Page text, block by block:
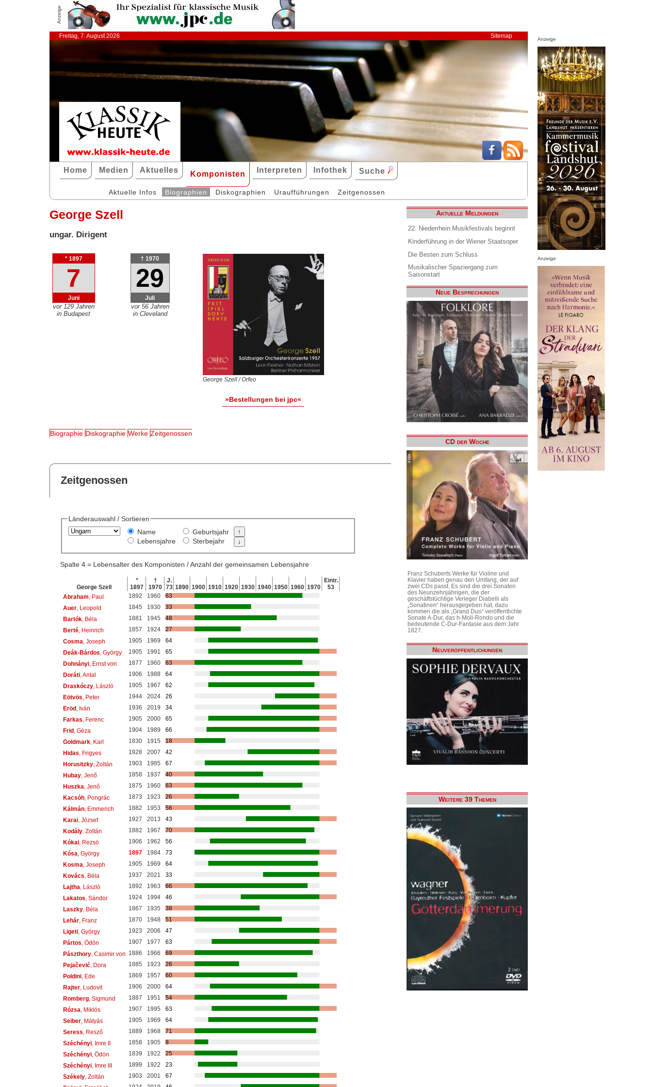
Anzeige
Freitag, 7. August 2026 Sitemap
Home Medien Aktuelles Komponisten Interpreten Infothek Suche
Aktuelle Infos Biographien Diskographien Uraufführungen Zeitgenossen
George Szell
ungar. Dirigent
* 1897
7
Juni
vor 129 Jahren
in Budapest
† 1970
29
Juli
vor 56 Jahren
in Cleveland
George Szell / Orfeo
»Bestellungen bei jpc«
Biographie Diskographie Werke Zeitgenossen
Zeitgenossen
Länderauswahl / Sortieren
Name
Lebensjahre
Geburtsjahr
Sterbejahr
Spalte 4 = Lebensalter des Komponisten / Anzahl der gemeinsamen Lebensjahre
George Szell
*
1897
†
1970
J.
73 1890 1900 1910 1920 1930 1940 1950 1960 1970
Eintr.
53
Abraham, Paul 1892 1960
63
Auer, Leopold 1845 1930
33
Bartók, Béla 1881 1945
48
Berté, Heinrich 1857 1924
27
Cosma, Joseph 1905 1969
64
Deák-Bárdos, György 1905 1991
65
Dohnányi, Ernst von 1877 1960
63
Doráti, Antal 1906 1988
64
Draskóczy, László 1905 1967
62
Eötvös, Peter 1944 2024
26
Eröd , Iván 1936 2019
34
Farkas, Ferenc 1905 2000
65
Frid , Géza 1904 1989
66
Goldmark, Karl 1830 1915
18
Hidas, Frigyes 1928 2007
42
Horusitzky, Zoltán 1903 1985
67
Hubay, Jenő 1858 1937
40
Huszka, Jenő 1875 1960
63
Kacsóh, Pongrác 1873 1923
26
Kálmán, Emmerich 1882 1953
56
Karai, József 1927 2013
43
Kodály, Zoltán 1882 1967
70
Kókai, Rezsö 1906 1962
56
Kósa, György 1897 1984
73
Kosma, Joseph 1905 1969
64
Kovács, Béla 1937 2021
33
Lajtha, László 1892 1963
66
Lakatos, Sándor 1924 1994
46
Laszky, Béla 1867 1935
38
Lehár, Franz 1870 1948
51
Ligeti, György 1923 2006
47
Pártos, Ödön 1907 1977
63
Pászthory, Casimir von 1886 1966
69
Pejačević, Dora 1885 1923
26
Poldini, Ede 1869 1957
60
Rajter, Ludovit 1906 2000
64
Romberg, Sigmund 1887 1951
54
Rózsa, Miklós 1907 1995
63
Seiber, Mátyás 1905 1969
64
Seress, Resző 1889 1968
71
Széchényi, Imre II 1858 1905
8
Széchényi, Ödön 1839 1922
25
Széchényi, Imre III 1899 1922
23
Székely, Zoltán 1903 2001
67
Aktuelle Meldungen
22. Niederrhein Musikfestivals beginnt
Kinderführung in der Wiener Staatsoper
Die Besten zum Schluss
Musikalischer Spaziergang zum
Saisonstart
Neue Besprechungen
CD der Woche
Franz Schuberts Werke für Violine und
Klavier haben genau den Umfang, der auf
zwei CDs passt. Es sind die drei Sonaten
des Neunzehnjährigen, die der
geschäftstüchtige Verleger Diabelli als
„Sonatinen“ herausgegeben hat, dazu
kommen die als „Grand Duo“ veröffentlichte
Sonate A-Dur, das h-Moll-Rondo und die
bedeutende C-Dur-Fantasie aus dem Jahr
1827.
Neuveröffentlichungen
Weitere 39 Themen
Anzeige
Anzeige